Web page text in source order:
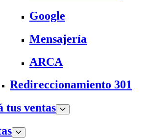
Google
Mensajería
ARCA
Redireccionamiento 301
tus ventas